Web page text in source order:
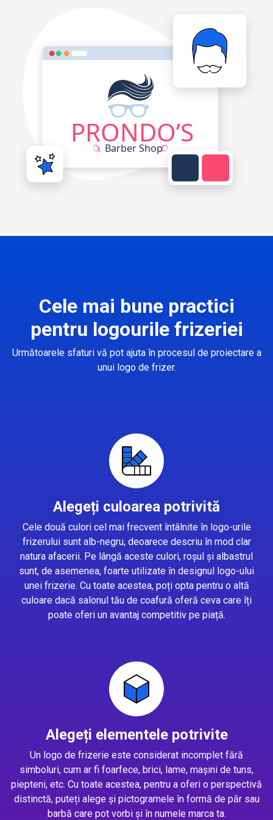
Cele mai bune practici
pentru logourile frizeriei
Următoarele sfaturi vă pot ajuta în procesul de proiectare a
unui logo de frizer.
Alegeți culoarea potrivită
Cele două culori cel mai frecvent întâlnite în logo-urile
frizerului sunt alb-negru, deoarece descriu în mod clar
natura afacerii. Pe lângă aceste culori, roșul și albastrul
sunt, de asemenea, foarte utilizate în designul logo-ului
unei frizerie. Cu toate acestea, poți opta pentru o altă
culoare dacă salonul tău de coafură oferă ceva care îți
poate oferi un avantaj competitiv pe piață.
Alegeți elementele potrivite
Un logo de frizerie este considerat incomplet fără
simboluri, cum ar fi foarfece, brici, lame, mașini de tuns,
piepteni, etc. Cu toate acestea, pentru a oferi o perspectivă
distinctă, puteți alege și pictogramele în formă de păr sau
barbă care pot vorbi și în numele marca ta.